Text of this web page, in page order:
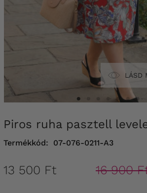
LÁSD
Piros ruha pasztell
Termékkód: 07-076-0211-A3
13 500 Ft 16 900